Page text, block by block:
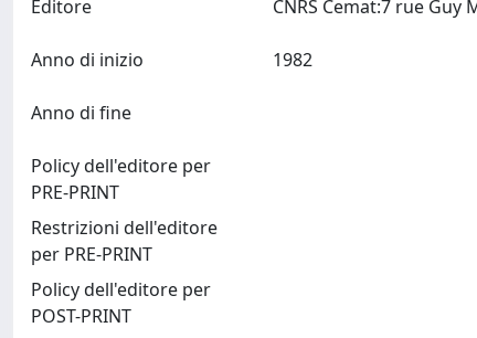
Editore
Anno di inizio
Anno di fine
Policy dell'editore per
PRE-PRINT
Restrizioni dell'editore
per PRE-PRINT
Policy dell'editore per
POST-PRINT